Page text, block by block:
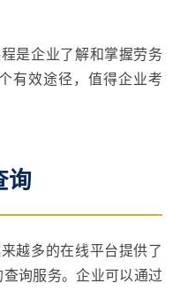
是企业了解和掌握劳务
有效途径，值得企业考
询
越多的在线平台提供了
询服务。企业可以通过